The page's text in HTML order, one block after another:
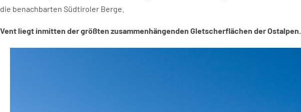
die benachbarten Südtiroler Berge.
Vent liegt inmitten der größten zusammenhängenden Gletscherflächen der Ostalpen.